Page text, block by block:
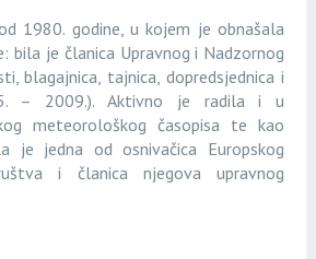
1980. godine, u kojem je obnašala
bila je članica Upravnog i Nadzornog
blagajnica, tajnica, dopredsjednica i
– 2009.). Aktivno je radila i u
meteorološkog časopisa te kao
je jedna od osnivačica Europskog
i članica njegova upravnog